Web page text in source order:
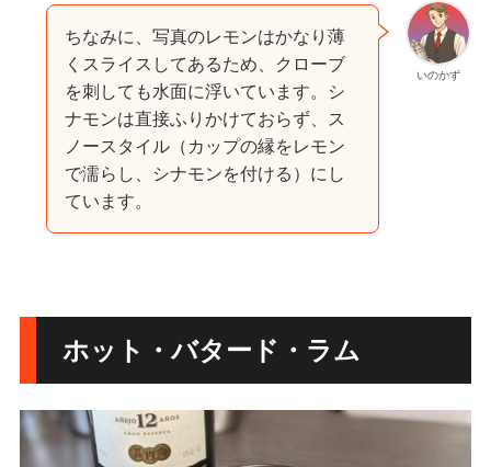
いのかず
ちなみに、写真のレモンはかなり薄
くスライスしてあるため、クローブ
を刺しても水面に浮いています。シ
ナモンは直接ふりかけておらず、ス
ノースタイル（カップの縁をレモン
で濡らし、シナモンを付ける）にし
ています。
ホット・バタード・ラム